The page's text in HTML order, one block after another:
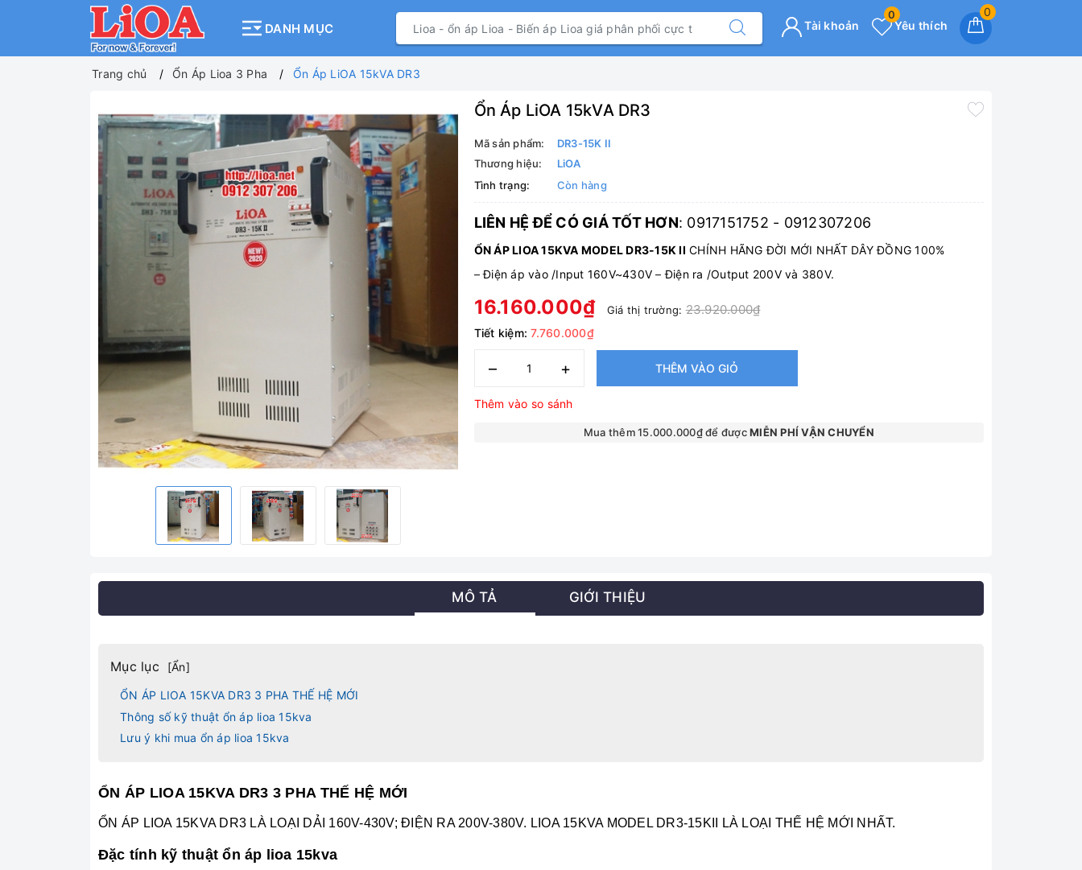
DANH MỤC
0
Yêu thích
0
Tài khoản
Trang chủ Ổn Áp Lioa 3 Pha Ổn Áp LiOA 15kVA DR3
Ổn Áp LiOA 15kVA DR3
Mã sản phẩm:
DR3-15K II
Thương hiệu:
LiOA
Tình trạng:
Còn hàng
LIÊN HỆ ĐỂ CÓ GIÁ TỐT HƠN: 0917151752 - 0912307206
ỔN ÁP LIOA 15KVA MODEL DR3-15K II CHÍNH HÃNG ĐỜI MỚI NHẤT DÂY ĐỒNG 100%
–Điện áp vào /Input 160V~430V–Điện ra /Output 200V và 380V.
16.160.000₫ Giá thị trường:23.920.000₫
Tiết kiệm:7.760.000₫
– + THÊM VÀO GIỎ
Thêm vào so sánh
Mua thêm 15.000.000₫ để đượcMIỄN PHÍ VẬN CHUYỂN
MÔ TẢ GIỚI THIỆU
Mục lục [Ẩn]
ỔN ÁP LIOA 15KVA DR3 3 PHA THẾ HỆ MỚI
Thông số kỹ thuật ổn áp lioa 15kva
Lưu ý khi mua ổn áp lioa 15kva
ỔN ÁP LIOA 15KVA DR3 3 PHA THẾ HỆ MỚI
ỔN ÁP LIOA 15KVA DR3 LÀ LOẠI DẢI 160V-430V; ĐIỆN RA 200V-380V. LIOA 15KVA MODEL DR3-15KII LÀ LOẠI THẾ HỆ MỚI NHẤT.
Đặc tính kỹ thuật ổn áp lioa 15kva